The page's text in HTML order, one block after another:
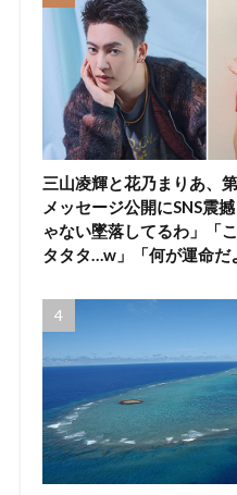
三山凌輝と花乃まりあ、
メッセージ公開にSNS震
ゃない墜落してるわ」「
タタタ…w」「何が運命だ